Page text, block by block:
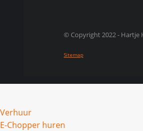
© Copyright 2022 - Hartje
Sitemap
Verhuur
E-Chopper huren